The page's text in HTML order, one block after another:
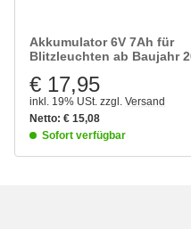
Akkumulator 6V 7Ah für
Blitzleuchten ab Baujahr
€ 17,95
inkl. 19% USt. zzgl. Versand
Netto: € 15,08
Sofort verfügbar